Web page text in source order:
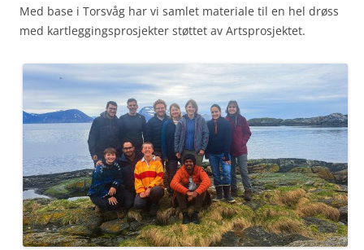
Med base i Torsvåg har vi samlet materiale til en hel drøss
med kartleggingsprosjekter støttet av Artsprosjektet.